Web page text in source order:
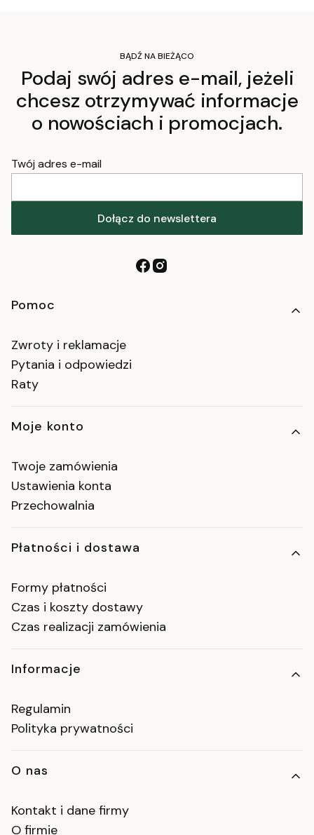
BĄDŹ NA BIEŻĄCO
Podaj swój adres e-mail, jeżeli
chcesz otrzymywać informacje
o nowościach i promocjach.
Twój adres e-mail
Dołącz do newslettera
Linki w stopce
Pomoc
Zwroty i reklamacje
Pytania i odpowiedzi
Raty
Moje konto
Twoje zamówienia
Ustawienia konta
Przechowalnia
Płatności i dostawa
Formy płatności
Czas i koszty dostawy
Czas realizacji zamówienia
Informacje
Regulamin
Polityka prywatności
O nas
Kontakt i dane firmy
O firmie